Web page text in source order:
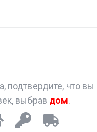
подтвердите, что вы
выбрав дом.